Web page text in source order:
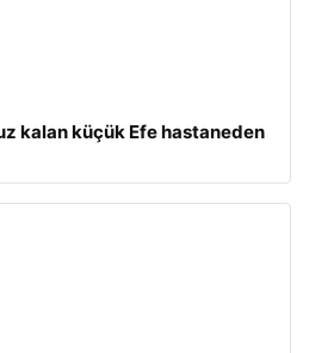
kalan küçük Efe hastaneden